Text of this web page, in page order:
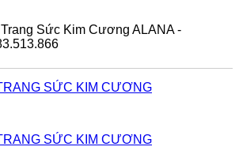
Sức Kim Cương ALANA -